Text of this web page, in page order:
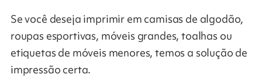
Se você deseja imprimir em camisas de algodão,
roupas esportivas, móveis grandes, toalhas ou
etiquetas de móveis menores, temos a solução de
impressão certa.